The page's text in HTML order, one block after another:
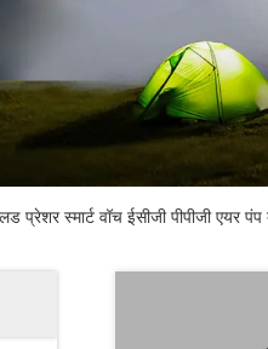
प्रेशर स्मार्ट वॉच ईसीजी पीपीजी एयर पंप